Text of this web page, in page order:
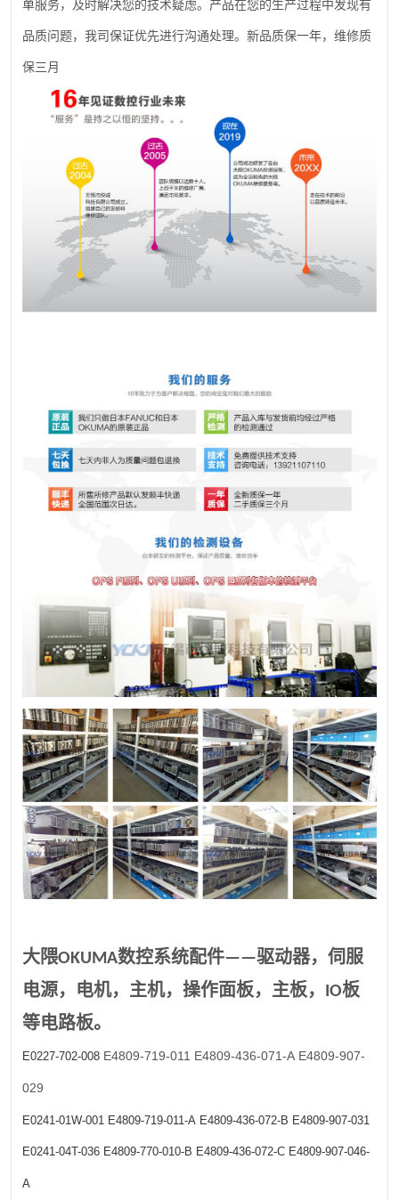
单服务，及时解决您的技术疑虑。产品在您的生产过程中发现有
品质问题，我司保证优先进行沟通处理。新品质保一年，维修质
保三月
大隈OKUMA数控系统配件——驱动器，伺服
电源，电机，主机，操作面板，主板，IO板
等电路板。
E0227-702-008 E4809-719-011 E4809-436-071-A E4809-907-
029
E0241-01W-001 E4809-719-011-A E4809-436-072-B E4809-907-031
E0241-04T-036 E4809-770-010-B E4809-436-072-C E4809-907-046-
A